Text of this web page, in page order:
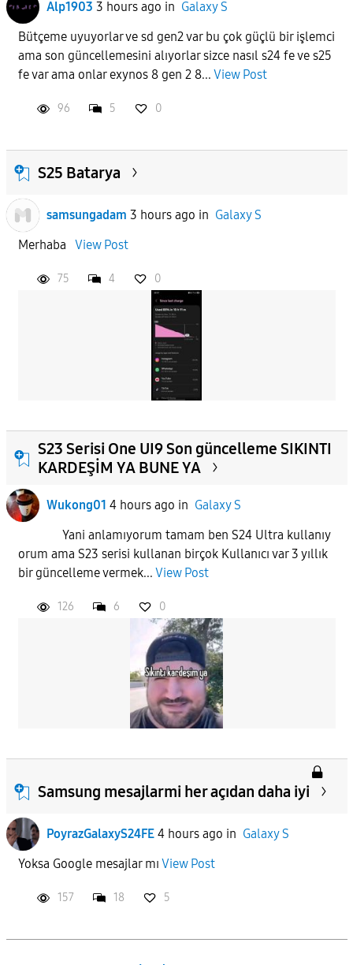
Alp1903 3 hours ago in Galaxy S
Bütçeme uyuyorlar ve sd gen2 var bu çok güçlü bir işlemci
ama son güncellemesini alıyorlar sizce nasıl s24 fe ve s25
fe var ama onlar exynos 8 gen 2 8... View Post
96 5 0
S25 Batarya
samsungadam 3 hours ago in Galaxy S
Merhaba View Post
75 4 0
S23 Serisi One UI9 Son güncelleme SIKINTI
KARDEŞİM YA BUNE YA
Wukong01 4 hours ago in Galaxy S
Yani anlamıyorum tamam ben S24 Ultra kullanıy
orum ama S23 serisi kullanan birçok Kullanıcı var 3 yıllık
bir güncelleme vermek... View Post
126 6 0
Samsung mesajlarmi her açıdan daha iyi
PoyrazGalaxyS24FE 4 hours ago in Galaxy S
Yoksa Google mesajlar mı View Post
157 18 5